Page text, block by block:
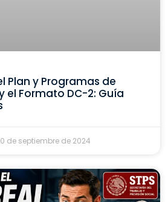
Plan y Programas de
el Formato DC-2: Guía
de septiembre de 2024